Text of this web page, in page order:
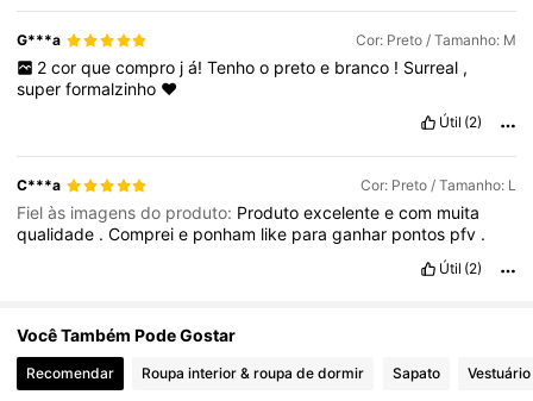
G***a Cor: Preto / Tamanho: M
2 cor que compro j á! Tenho o preto e branco ! Surreal ,
superformalzinho ❤️
Útil (2)
C***a Cor: Preto / Tamanho: L
Fiel às imagens do produto: Produtoexcelenteecom muita
qualidade .Compreie ponham like paraganhar pontos pfv .
Útil (2)
Você Também Pode Gostar
Recomendar Roupa interior & roupa de dormir Sapato